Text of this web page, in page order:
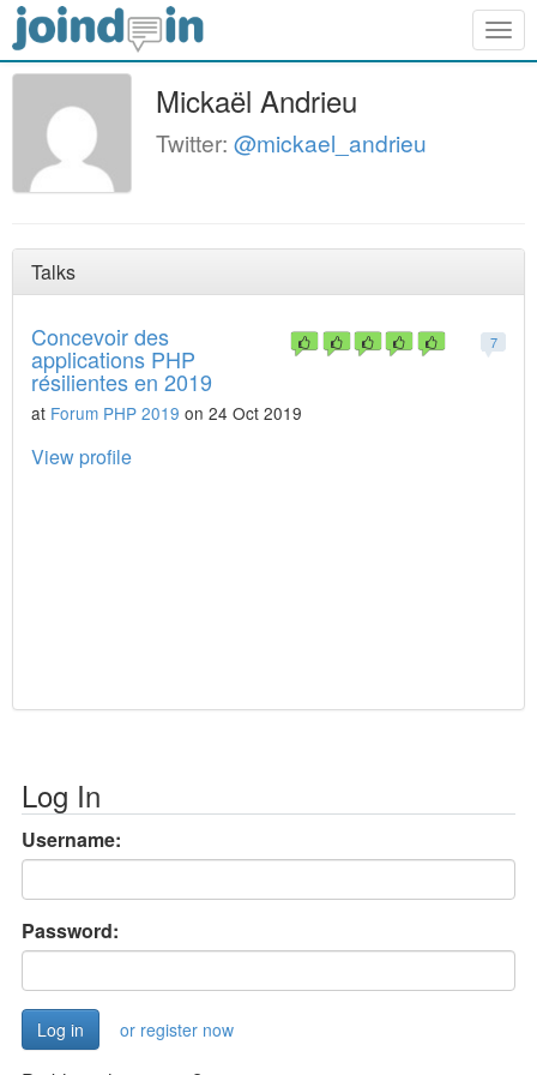
Mickaël Andrieu
Twitter: @mickael_andrieu
Talks
7
Concevoir des
applications PHP
résilientes en 2019
at Forum PHP 2019 on 24 Oct 2019
View profile
Log In
Username:
Password:
or register now